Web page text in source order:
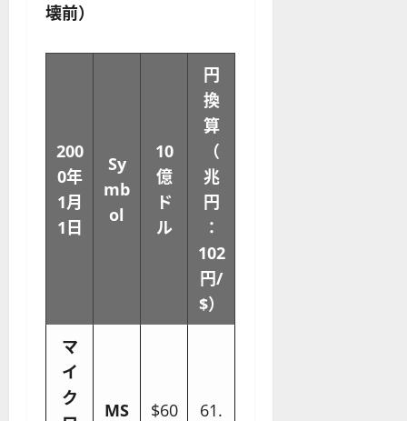
壊前）
200
0年
1月
1日
Sy
mb
ol
10
億
ド
ル
円
換
算
（
兆
円
：
102
円/
$）
マ
イ
ク
MS $60 61.